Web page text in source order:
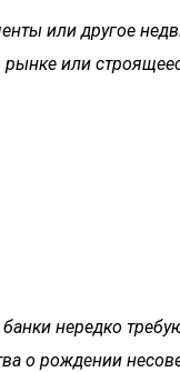
или другое
или
нередко
о рождении